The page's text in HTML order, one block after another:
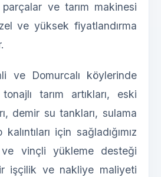
parçalar ve tarım makinesi
ve yüksek fiyatlandırma
ve Domurcalı köylerinde
tarım artıkları, eski
demir su tankları, sulama
için sağladığımız
vinçli yükleme desteği
işçilik ve nakliye maliyeti